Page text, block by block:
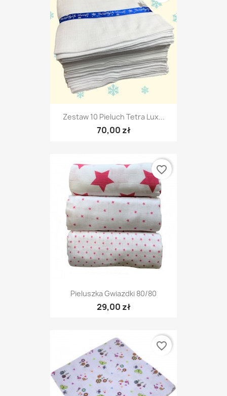
Zestaw 10 Pieluch Tetra Lux...
70,00 zł
Pieluszka Gwiazdki 80/80
29,00 zł
favorite_border
favorite_border